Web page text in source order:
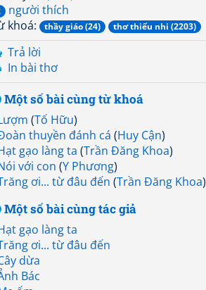
người thích
khoá:
thầy giáo (24) thơ thiếu nhi (2203)
Trả lời
In bài thơ
Một số bài cùng từ khoá
(Tố Hữu)
thuyền đánh cá (Huy Cận)
gạo làng ta (Trần Đăng Khoa)
với con (Y Phương)
ơi... từ đâu đến (Trần Đăng Khoa)
Một số bài cùng tác giả
gạo làng ta
ơi... từ đâu đến
dừa
Bác